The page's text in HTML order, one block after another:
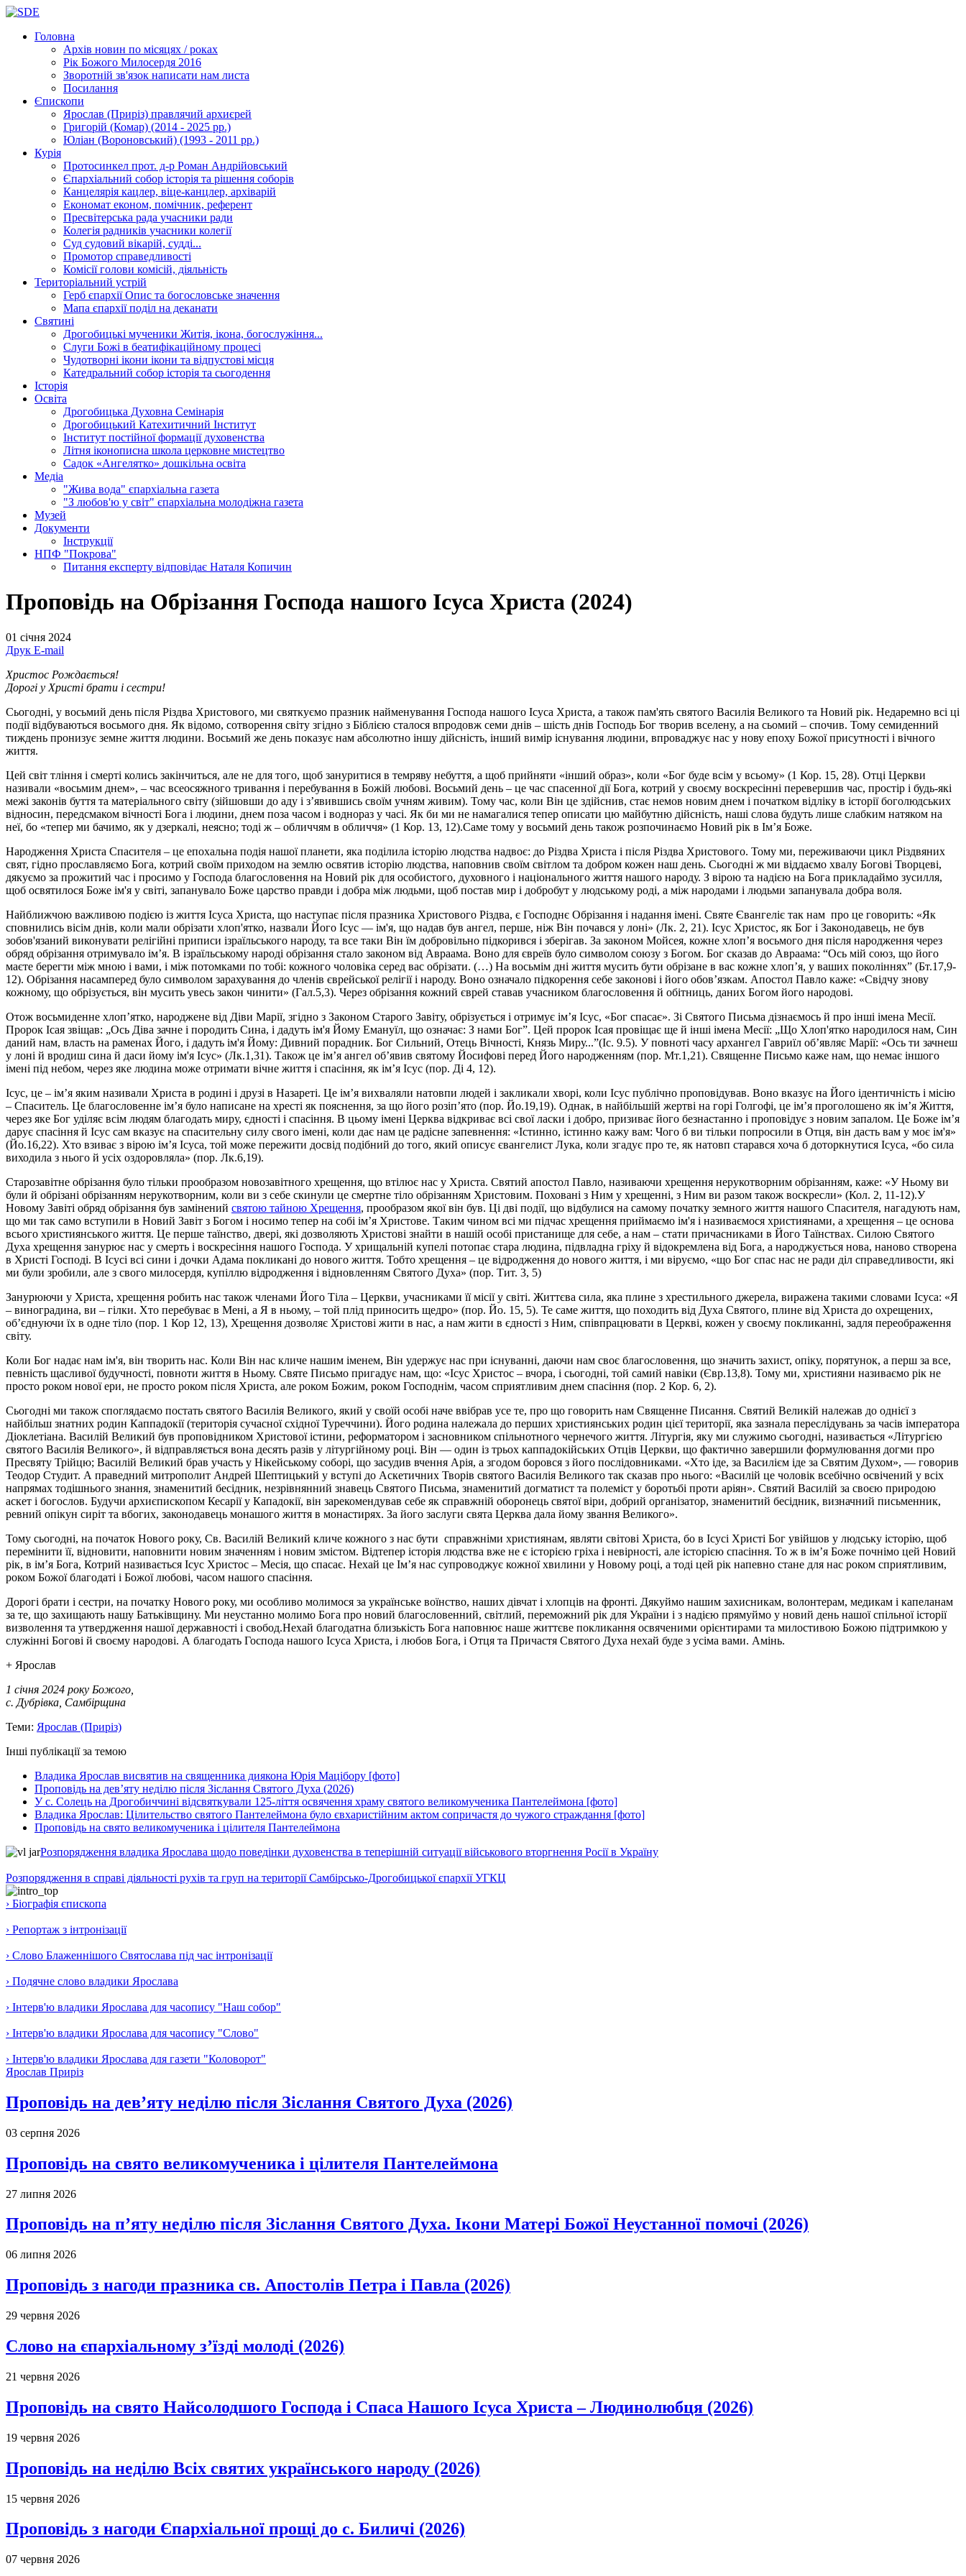
Головна
Архів новин по місяцях / роках
Рік Божого Милосердя 2016
Зворотній зв'язок написати нам листа
Посилання
Єпископи
Ярослав (Приріз) правлячий архиєрей
Григорій (Комар) (2014 - 2025 рр.)
Юліан (Вороновський) (1993 - 2011 рр.)
Курія
Протосинкел прот. д-р Роман Андрійовський
Єпархіальний собор історія та рішення соборів
Канцелярія кацлер, віце-канцлер, архіварій
Економат економ, помічник, референт
Пресвітерська рада учасники ради
Колегія радників учасники колегії
Суд судовий вікарій, судді...
Промотор справедливості
Комісіїголови комісій, діяльність
Територіальний устрій
Герб єпархіїОпис та богословське значення
Мапа єпархіїподіл на деканати
Святині
Дрогобицькі мученики Житія, ікона, богослужіння...
Слуги Божі в беатифікаційному процесі
Чудотворні ікони ікони та відпустові місця
Катедральний собор історія та сьогодення
Історія
Освіта
Дрогобицька Духовна Семінарія
Дрогобицький Катехитичний Інститут
Інститут постійної формації духовенства
Літня іконописна школа церковне мистецтво
Садок «Ангелятко» дошкільна освіта
Медіа
"Жива вода" єпархіальна газета
"З любов'ю у світ" єпархіальна молодіжна газета
Музей
Документи
Інструкції
НПФ "Покрова"
Питання експерту відповідає Наталя Копичин
Проповідь на Обрізання Господа нашого Ісуса Христа (2024)
01 січня 2024
Друк E-mail
Христос Рождається!
Дорогі у Христі брати і сестри!
Сьогодні, у восьмий день після Різдва Христового, ми святкуємо празник найменування Господа нашого Ісуса Христа, а також пам'ять святого Василія Великого та Новий рік. Недаремно всі ці
події відбуваються восьмого дня. Як відомо, сотворення світу згідно з Біблією сталося впродовж семи днів – шість днів Господь Бог творив вселену, а на сьомий – спочив. Тому семиденний
тиждень пронизує земне життя людини. Восьмий же день показує нам абсолютно іншу дійсність, інший вимір існування людини, впроваджує нас у нову епоху Божої присутності і вічного
життя.
Цей світ тління і смерті колись закінчиться, але не для того, щоб зануритися в темряву небуття, а щоб прийняти «інший образ», коли «Бог буде всім у всьому» (1 Кор. 15, 28). Отці Церкви
називали «восьмим днем», – час всеосяжного тривання і перебування в Божій любові. Восьмий день – це час спасенної дії Бога, котрий у своєму воскресінні перевершив час, простір і будь-які
межі законів буття та матеріального світу (зійшовши до аду і з’явившись своїм учням живим). Тому час, коли Він це здійснив, стає немов новим днем і початком відліку в історії боголюдських
відносин, передсмаком вічності Бога і людини, днем поза часом і воднораз у часі. Як би ми не намагалися тепер описати цю майбутню дійсність, наші слова будуть лише слабким натяком на
неї, бо «тепер ми бачимо, як у дзеркалі, неясно; тоді ж – обличчям в обличчя» (1 Кор. 13, 12).Саме тому у восьмий день також розпочинаємо Новий рік в Ім’я Боже.
Народження Христа Спасителя – це епохальна подія нашої планети, яка поділила історію людства надвоє: до Різдва Христа і після Різдва Христового. Тому ми, переживаючи цикл Різдвяних
свят, гідно прославляємо Бога, котрий своїм приходом на землю освятив історію людства, наповнив своїм світлом та добром кожен наш день. Сьогодні ж ми віддаємо хвалу Богові Творцеві,
дякуємо за прожитий час і просимо у Господа благословення на Новий рік для особистого, духовного і національного життя нашого народу. З вірою та надією на Бога прикладаймо зусилля,
щоб освятилося Боже ім'я у світі, запанувало Боже царство правди і добра між людьми, щоб постав мир і добробут у людському роді, а між народами і людьми запанувала добра воля.
Найближчою важливою подією із життя Ісуса Христа, що наступає після празника Христового Різдва, є Господнє Обрізання і надання імені. Святе Євангеліє так нам про це говорить: «Як
сповнились вісім днів, коли мали обрізати хлоп'ятко, назвали Його Ісус — ім'я, що надав був ангел, перше, ніж Він почався у лоні» (Лк. 2, 21). Ісус Христос, як Бог і Законодавець, не був
зобов'язаний виконувати релігійні приписи ізраїльського народу, та все таки Він їм добровільно підкорився і зберігав. За законом Мойсея, кожне хлоп’я восьмого дня після народження через
обряд обрізання отримувало ім’я. В ізраїльському народі обрізання стало законом від Авраама. Воно для євреїв було символом союзу з Богом. Бог сказав до Авраама: “Ось мій союз, що його
маєте берегти між мною і вами, і між потомками по тобі: кожного чоловіка серед вас обрізати. (…) На восьмім дні життя мусить бути обрізане в вас кожне хлоп’я, у ваших поколіннях” (Бт.17,9-
12). Обрізання насамперед було символом зарахування до членів єврейської релігії і народу. Воно означало підкорення себе законові і його обов’язкам. Апостол Павло каже: «Свідчу знову
кожному, що обрізується, він мусить увесь закон чинити» (Гал.5,3). Через обрізання кожний єврей ставав учасником благословення й обітниць, даних Богом його народові.
Отож восьмиденне хлоп’ятко, народжене від Діви Марії, згідно з Законом Старого Завіту, обрізується і отримує ім’я Ісус, «Бог спасає». Зі Святого Письма дізнаємось й про інші імена Месії.
Пророк Ісая звіщав: „Ось Діва зачне і породить Сина, і дадуть ім'я Йому Емануїл, що означає: З нами Бог”. Цей пророк Ісая провіщає ще й інші імена Месії: „Що Хлоп'ятко народилося нам, Син
даний нам, власть на раменах Його, і дадуть ім'я Йому: Дивний порадник. Бог Сильний, Отець Вічності, Князь Миру...”(Іс. 9.5). У повноті часу архангел Гавриїл об’являє Марії: «Ось ти зачнеш
у лоні й вродиш сина й даси йому ім'я Ісус» (Лк.1,31). Також це ім’я ангел об’явив святому Йосифові перед Його народженням (пор. Мт.1,21). Священне Письмо каже нам, що немає іншого
імені під небом, через яке людина може отримати вічне життя і спасіння, як ім’я Ісус (пор. Ді 4, 12).
Ісус, це – ім’я яким називали Христа в родині і друзі в Назареті. Це ім’я вихваляли натовпи людей і закликали хворі, коли Ісус публічно проповідував. Воно вказує на Його ідентичність і місію
– Спаситель. Це благословенне ім’я було написане на хресті як пояснення, за що його розіп’ято (пор. Йо.19,19). Однак, в найбільшій жертві на горі Голгофі, це ім’я проголошено як ім’я Життя,
через яке Бог уділяє всім людям благодать миру, єдності і спасіння. В цьому імені Церква відкриває всі свої ласки і добро, призиває його безнастанно і проповідує з новим запалом. Це Боже ім’я
дарує спасіння й Ісус сам вказує на спасительну силу свого імені, коли дає нам це радісне запевнення: «Істинно, істинно кажу вам: Чого б ви тільки попросили в Отця, він дасть вам у моє ім'я»
(Йо.16,22). Хто взиває з вірою ім’я Ісуса, той може пережити досвід подібний до того, який описує євангелист Лука, коли згадує про те, як натовп старався хоча б доторкнутися Ісуса, «бо сила
виходила з нього й усіх оздоровляла» (пор. Лк.6,19).
Старозавітне обрізання було тільки прообразом новозавітного хре­щення, що втілює нас у Христа. Святий апостол Павло, називаючи хрещення нерукотворним обрізанням, каже: «У Ньому ви
були й обрізані обрізанням нерукотворним, коли ви з себе скинули це смертне тіло обрізанням Христовим. Поховані з Ним у хрещенні, з Ним ви разом також воскресли» (Кол. 2, 11-12).У
Новому Завіті обряд обрізання був замінений святою тайною Хрещення, прообразом якої він був. Ці дві події, що відбулися на самому початку земного життя нашого Спасителя, нагадують нам,
що ми так само вступили в Новий Завіт з Богом і носимо тепер на собі ім’я Христове. Таким чином всі ми підчас хрещення приймаємо ім'я і називаємося християнами, а хрещення – це основа
всього християнського життя. Це перше таїнство, двері, які дозволяють Христові знайти в нашій особі пристанище для себе, а нам – стати причасниками в Його Таїнствах. Силою Святого
Духа хрещення занурює нас у смерть і воскресіння нашого Господа. У хрищальній купелі потопає стара людина, підвладна гріху й відокремлена від Бога, а народжується нова, наново створена
в Христі Господі. В Ісусі всі сини і дочки Адама покликані до нового життя. Тобто хрещення – це відродження до нового життя, і ми віруємо, «що Бог спас нас не ради діл справедливости, які
ми були зробили, але з свого милосердя, купіллю відродження і відновленням Святого Духа» (пор. Тит. 3, 5)
Занурюючи у Христа, хрещення робить нас також членами Його Тіла – Церкви, учасниками її місії у світі. Життєва сила, яка плине з хрестильного джерела, виражена такими словами Ісуса: «Я
– виноградина, ви – гілки. Хто перебуває в Мені, а Я в ньому, – той плід приносить щедро» (пор. Йо. 15, 5). Те саме життя, що походить від Духа Святого, плине від Христа до охрещених,
об’єднуючи їх в одне тіло (пор. 1 Кор 12, 13), Хрещення дозволяє Христові жити в нас, а нам жити в єдності з Ним, співпрацювати в Церкві, кожен у своєму покликанні, задля переображення
світу.
Коли Бог надає нам ім'я, він творить нас. Коли Він нас кличе нашим іменем, Він удержує нас при існуванні, даючи нам своє благословення, що значить захист, опіку, порятунок, а перш за все,
певність щасливої будучності, повноти життя в Ньому. Святе Письмо пригадує нам, що: «Ісус Христос – вчора, і сьогодні, той самий навіки (Євр.13,8). Тому ми, християни називаємо рік не
просто роком нової ери, не просто роком після Христа, але роком Божим, роком Господнім, часом сприятливим днем спасіння (пор. 2 Кор. 6, 2).
Сьогодні ми також споглядаємо постать святого Василія Великого, який у своїй особі наче ввібрав усе те, про що говорить нам Священне Писання. Святий Великій належав до однієї з
найбільш знатних родин Каппадокії (територія сучасної східної Туреччини). Його родина належала до перших християнських родин цієї території, яка зазнала переслідувань за часів імператора
Діоклетіана. Василій Великий був проповідником Христової істини, реформатором і засновником спільнотного чернечого життя. Літургія, яку ми служимо сьогодні, називається «Літургією
святого Василія Великого», й відправляється вона десять разів у літургійному році. Він — один із трьох каппадокійських Отців Церкви, що фактично завершили формулювання догми про
Пресвяту Трійцю; Василій Великий брав участь у Нікейському соборі, що засудив вчення Арія, а згодом боровся з його послідовниками. «Хто іде, за Василієм іде за Святим Духом», — говорив
Теодор Студит. А праведний митрополит Андрей Шептицький у вступі до Аскетичних Творів святого Василія Великого так сказав про нього: «Василій це чоловік всебічно освічений у всіх
напрямах тодішнього знання, знаменитий бесідник, незрівнянний знавець Святого Письма, знаменитий догматист та полеміст у боротьбі проти аріян». Святий Василій за своєю природою
аскет і богослов. Будучи архиєпископом Кесарії у Кападокії, він зарекомендував себе як справжній оборонець святої віри, добрий організатор, знаменитий бесідник, визначний письменник,
ревний опікун сиріт та вбогих, законодавець монашого життя в монастирях. За його заслуги свята Церква дала йому звання Великого».
Тому сьогодні, на початок Нового року, Св. Василій Великий кличе кожного з нас бути справжніми християнам, являти світові Христа, бо в Ісусі Христі Бог увійшов у людську історію, щоб
перемінити її, відновити, наповнити новим значенням і новим змістом. Відтепер історія людства вже не є історією гріха і невірності, але історією спасіння. То ж в ім’я Боже почнімо цей Новий
рік, в ім’я Бога, Котрий називається Ісус Христос – Месія, що спасає. Нехай це Ім’я нас супроводжує кожної хвилини у Новому році, а тоді цей рік напевно стане для нас роком сприятливим,
роком Божої благодаті і Божої любові, часом нашого спасіння.
Дорогі брати і сестри, на початку Нового року, ми особливо молимося за українське воїнство, наших дівчат і хлопців на фронті. Дякуймо нашим захисникам, волонтерам, медикам і капеланам
за те, що захищають нашу Батьківщину. Ми неустанно молимо Бога про новий благословенний, світлий, переможний рік для України і з надією прямуймо у новий день нашої спільної історії
визволення та утвердження нашої державності і свобод.Нехай благодатна близькість Бога наповнює наше життєве покликання освяченими орієнтирами та милостивою Божою підтримкою у
служінні Богові й своєму народові. А благодать Господа нашого Ісуса Христа, і любов Бога, і Отця та Причастя Святого Духа нехай буде з усіма вами. Амінь.
+ Ярослав
1 січня 2024 року Божого,
с. Дубрівка, Самбірщина
Теми: Ярослав (Приріз)
Інші публікації за темою
Владика Ярослав висвятив на священника диякона Юрія Мацібору [фото]
Проповідь на дев’яту неділю після Зіслання Святого Духа (2026)
У с. Солець на Дрогобиччині відсвяткували 125-ліття освячення храму святого великомученика Пантелеймона [фото]
Владика Ярослав: Цілительство святого Пантелеймона було євхаристійним актом сопричастя до чужого страждання [фото]
Проповідь на свято великомученика і цілителя Пантелеймона
Розпорядження владика Ярослава щодо поведінки духовенства в теперішній ситуації військового вторгнення Росії в Україну
Розпорядження в справі діяльності рухів та груп на території Самбірсько-Дрогобицької єпархії УГКЦ
› Біографія єпископа
› Репортаж з інтронізації
› Слово Блаженнішого Святослава під час інтронізації
› Подячне слово владики Ярослава
› Інтерв'ю владики Ярослава для часопису "Наш собор"
› Інтерв'ю владики Ярослава для часопису "Слово"
› Інтерв'ю владики Ярослава для газети "Коловорот"
Ярослав Приріз
Проповідь на дев’яту неділю після Зіслання Святого Духа (2026)
03 серпня 2026
Проповідь на свято великомученика і цілителя Пантелеймона
27 липня 2026
Проповідь на п’яту неділю після Зіслання Святого Духа. Ікони Матері Божої Неустанної помочі (2026)
06 липня 2026
Проповідь з нагоди празника св. Апостолів Петра і Павла (2026)
29 червня 2026
Слово на єпархіальному з’їзді молоді (2026)
21 червня 2026
Проповідь на свято Найсолодшого Господа і Спаса Нашого Ісуса Христа – Людинолюбця (2026)
19 червня 2026
Проповідь на неділю Всіх святих українського народу (2026)
15 червня 2026
Проповідь з нагоди Єпархіальної прощі до с. Биличі (2026)
07 червня 2026